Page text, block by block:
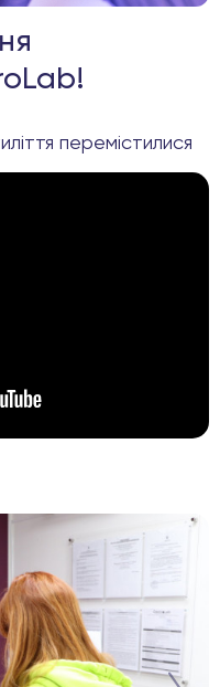
перемістилися